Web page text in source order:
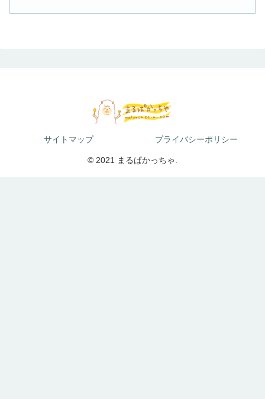
サイトマップ プライバシーポリシー
© 2021 まるぱかっちゃ.